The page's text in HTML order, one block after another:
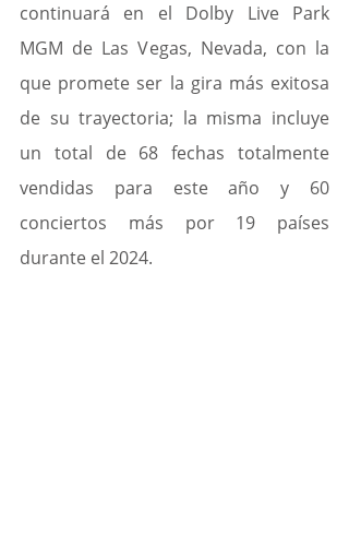
continuará en el Dolby Live Park
MGM de Las Vegas, Nevada, con la
que promete ser la gira más exitosa
de su trayectoria; la misma incluye
un total de 68 fechas totalmente
vendidas para este año y 60
conciertos más por 19 países
durante el 2024.